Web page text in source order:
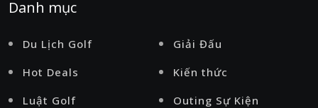
Danh mục
Du Lịch Golf
Giải Đấu
Hot Deals
Kiến thức
Luật Golf
Outing Sự Kiện